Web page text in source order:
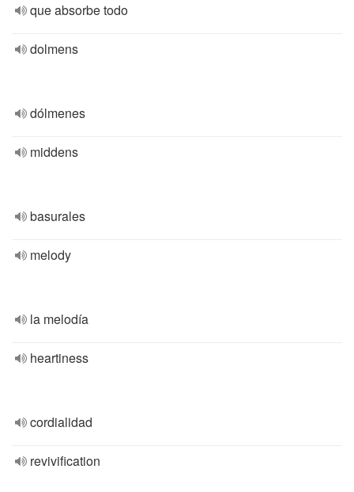
que absorbe todo
dolmens
dólmenes
middens
basurales
melody
la melodía
heartiness
cordialidad
revivification